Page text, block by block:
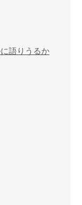
語りうるか